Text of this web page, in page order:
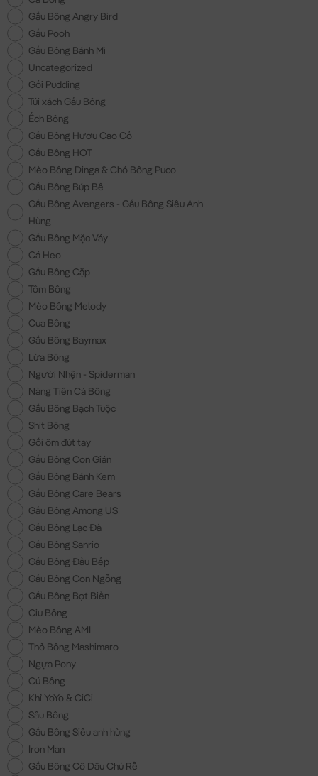
Gấu Bông Angry Bird
Gấu Pooh
Gấu Bông Bánh Mì
Uncategorized
Gối Pudding
Túi xách Gấu Bông
Ếch Bông
Gấu Bông Hươu Cao Cổ
Gấu Bông HOT
Mèo Bông Dinga & Chó Bông Puco
Gấu Bông Búp Bê
Gấu Bông Avengers - Gấu Bông Siêu Anh
Hùng
Gấu Bông Mặc Váy
Cá Heo
Gấu Bông Cặp
Tôm Bông
Mèo Bông Melody
Cua Bông
Gấu Bông Baymax
Lừa Bông
Người Nhện - Spiderman
Nàng Tiên Cá Bông
Gấu Bông Bạch Tuộc
Shit Bông
Gối ôm đút tay
Gấu Bông Con Gián
Gấu Bông Bánh Kem
Gấu Bông Care Bears
Gấu Bông Among US
Gấu Bông Lạc Đà
Gấu Bông Sanrio
Gấu Bông Đầu Bếp
Gấu Bông Con Ngỗng
Gấu Bông Bọt Biển
Ciu Bông
Mèo Bông AMI
Thỏ Bông Mashimaro
Ngựa Pony
Cú Bông
Khỉ YoYo & CiCi
Sâu Bông
Gấu Bông Siêu anh hùng
Iron Man
Gấu Bông Cô Dâu Chú Rễ